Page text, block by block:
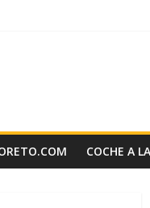
COCHE A